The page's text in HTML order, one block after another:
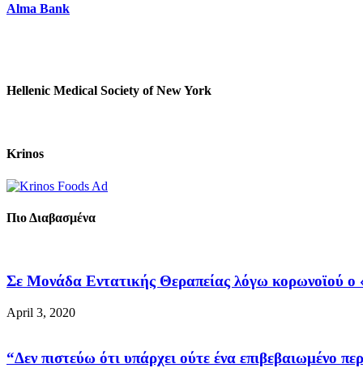
Alma Bank
Hellenic Medical Society of New York
Krinos
Πιο Διαβασμένα
Σε Μονάδα Εντατικής Θεραπείας λόγω κορωνοϊού ο
April 3, 2020
“Δεν πιστεύω ότι υπάρχει ούτε ένα επιβεβαιωμένο